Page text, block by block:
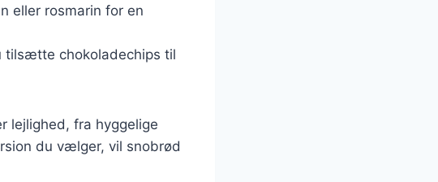
eller rosmarin for en
tilsætte chokoladechips til
lejlighed, fra hyggelige
du vælger, vil snobrød